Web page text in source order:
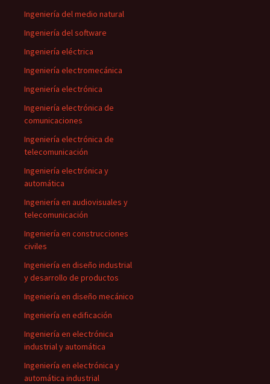
Ingeniería del medio natural
Ingeniería del software
Ingeniería eléctrica
Ingeniería electromecánica
Ingeniería electrónica
Ingeniería electrónica de
comunicaciones
Ingeniería electrónica de
telecomunicación
Ingeniería electrónica y
automática
Ingeniería en audiovisuales y
telecomunicación
Ingeniería en construcciones
civiles
Ingeniería en diseño industrial
y desarrollo de productos
Ingeniería en diseño mecánico
Ingeniería en edificación
Ingeniería en electrónica
industrial y automática
Ingeniería en electrónica y
automática industrial